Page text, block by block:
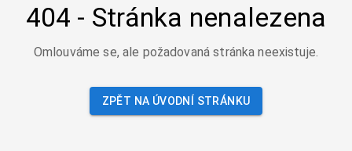
404 - Stránka nenalezena
Omlouváme se, ale požadovaná stránka neexistuje.
ZPĚT NA ÚVODNÍ STRÁNKU